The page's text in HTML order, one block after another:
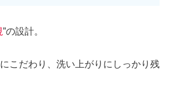
”の設計。
こだわり、洗い上がりにしっかり残